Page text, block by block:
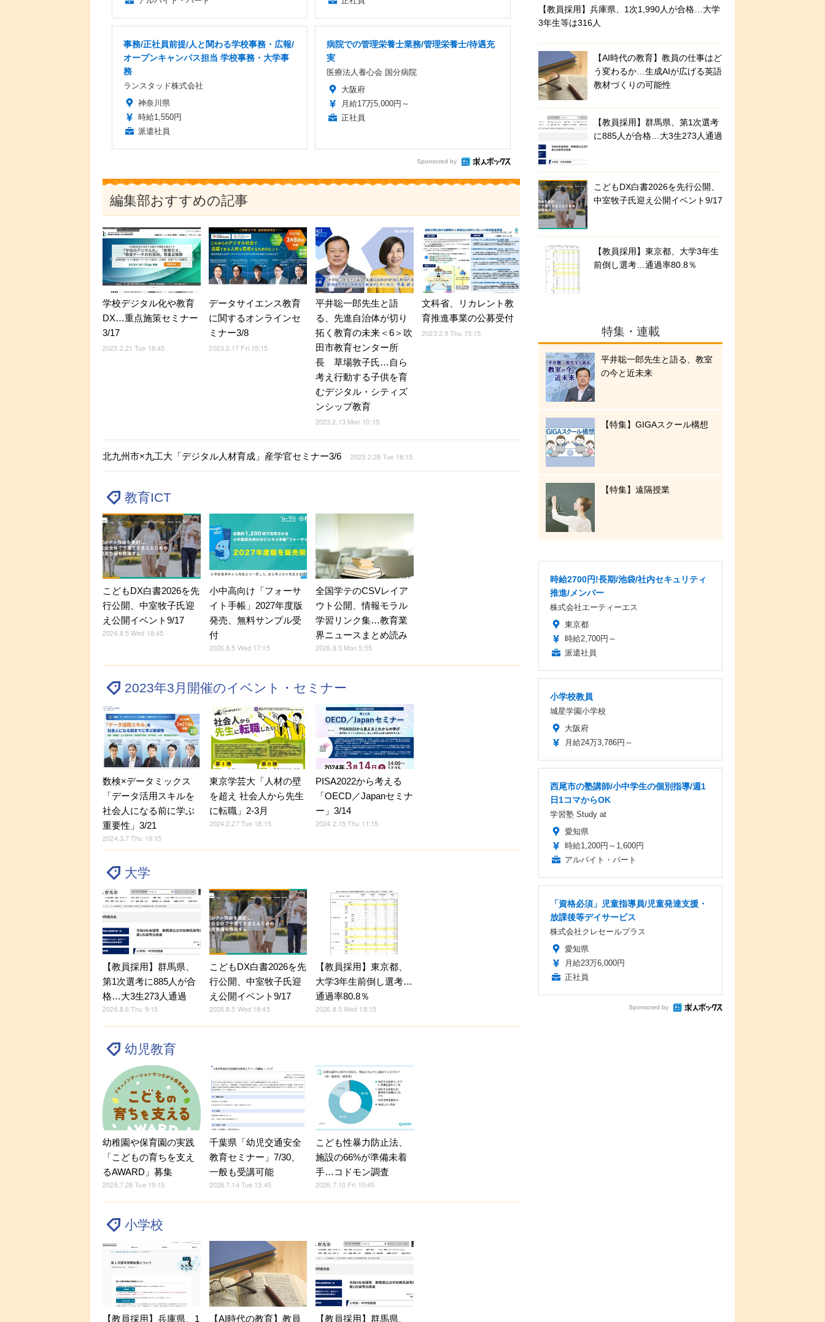
事務/正社員前提/人と関わる学校事務・広報/
オープンキャンパス担当 学校事務・大学事
務
ランスタッド株式会社
神奈川県
時給1,550円
派遣社員
病院での管理栄養士業務/管理栄養士/待遇充
実
医療法人養心会 国分病院
大阪府
月給17万5,000円～
正社員
Sponsored by
編集部おすすめの記事
学校デジタル化や教育
DX…重点施策セミナー
3/17
2023.2.21 Tue 18:45
データサイエンス教育
に関するオンラインセ
ミナー3/8
2023.2.17 Fri 15:15
平井聡一郎先生と語
る、先進自治体が切り
拓く教育の未来＜6＞吹
田市教育センター所
長 草場敦子氏…自ら
考え行動する子供を育
むデジタル・シティズ
ンシップ教育
2023.2.13 Mon 10:15
文科省、リカレント教
育推進事業の公募受付
2023.2.9 Thu 15:15
北九州市×九工大「デジタル人材育成」産学官セミナー3/6 2023.2.28 Tue 18:15
教育ICT
こどもDX白書2026を先
行公開、中室牧子氏迎
え公開イベント9/17
2026.8.5 Wed 18:45
小中高向け「フォーサ
イト手帳」2027年度版
発売、無料サンプル受
付
2026.8.5 Wed 17:15
全国学テのCSVレイア
ウト公開、情報モラル
学習リンク集…教育業
界ニュースまとめ読み
2026.8.3 Mon 5:55
2023年3月開催のイベント・セミナー
数検×データミックス
「データ活用スキルを
社会人になる前に学ぶ
重要性」3/21
2024.3.7 Thu 19:15
東京学芸大「人材の壁
を超え 社会人から先生
に転職」2-3月
2024.2.27 Tue 18:15
PISA2022から考える
「OECD／Japanセミナ
ー」3/14
2024.2.15 Thu 11:15
大学
【教員採用】群馬県、
第1次選考に885人が合
格…大3生273人通過
2026.8.6 Thu 9:15
こどもDX白書2026を先
行公開、中室牧子氏迎
え公開イベント9/17
2026.8.5 Wed 18:45
【教員採用】東京都、
大学3年生前倒し選考…
通過率80.8％
2026.8.5 Wed 18:15
幼児教育
幼稚園や保育園の実践
「こどもの育ちを支え
るAWARD」募集
2026.7.28 Tue 19:15
千葉県「幼児交通安全
教育セミナー」7/30、
一般も受講可能
2026.7.14 Tue 13:45
こども性暴力防止法、
施設の66%が準備未着
手…コドモン調査
2026.7.10 Fri 10:45
小学校
【教員採用】兵庫県、1 【AI時代の教育】教員 【教員採用】群馬県、
【教員採用】兵庫県、1次1,990人が合格…大学
3年生等は316人
【AI時代の教育】教員の仕事はど
う変わるか…生成AIが広げる英語
教材づくりの可能性
【教員採用】群馬県、第1次選考
に885人が合格…大3生273人通過
こどもDX白書2026を先行公開、
中室牧子氏迎え公開イベント9/17
【教員採用】東京都、大学3年生
前倒し選考…通過率80.8％
特集・連載
平井聡一郎先生と語る、教室
の今と近未来
【特集】GIGAスクール構想
【特集】遠隔授業
時給2700円!長期/池袋/社内セキュリティ
推進/メンバー
株式会社エーティーエス
東京都
時給2,700円～
派遣社員
小学校教員
城星学園小学校
大阪府
月給24万3,786円～
西尾市の塾講師/小中学生の個別指導/週1
日1コマからOK
学習塾 Study at
愛知県
時給1,200円～1,600円
アルバイト・パート
「資格必須」児童指導員/児童発達支援・
放課後等デイサービス
株式会社クレセールプラス
愛知県
月給23万6,000円
正社員
Sponsored by